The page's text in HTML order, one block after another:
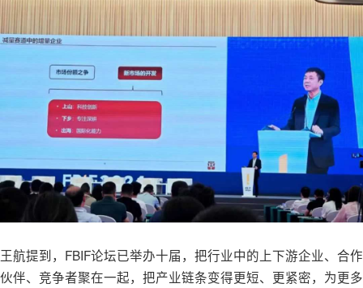
王航提到，FBIF论坛已举办十届，把行业中的上下游企业、合作
伙伴、竞争者聚在一起，把产业链条变得更短、更紧密，为更多